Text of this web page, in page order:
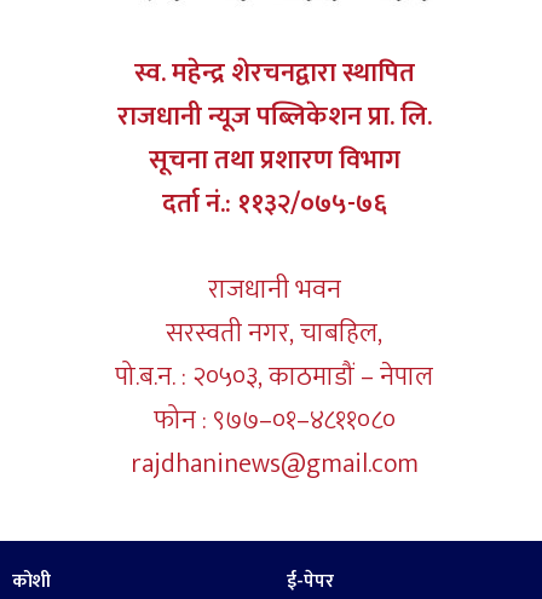
स्व. महेन्द्र शेरचनद्वारा स्थापित
राजधानी न्यूज पब्लिकेशन प्रा. लि.
सूचना तथा प्रशारण विभाग
दर्ता नं.: ११३२/०७५-७६
राजधानी भवन
सरस्वती नगर, चाबहिल,
पो.ब.न. : २०५०३, काठमाडौं – नेपाल
फोन : ९७७–०१–४८११०८०
rajdhaninews@gmail.com
कोशी
ई-पेपर